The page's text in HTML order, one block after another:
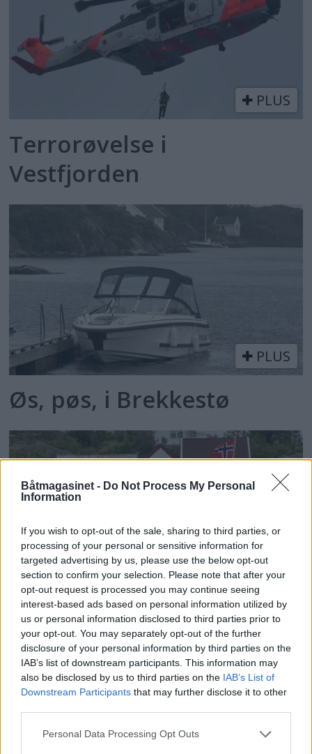
Båtmagasinet - Do Not Process My Personal
Information
If you wish to opt-out of the sale, sharing to third parties, or
processing of your personal or sensitive information for
targeted advertising by us, please use the below opt-out
section to confirm your selection. Please note that after your
opt-out request is processed you may continue seeing
interest-based ads based on personal information utilized by
us or personal information disclosed to third parties prior to
your opt-out. You may separately opt-out of the further
disclosure of your personal information by third parties on the
IAB’s list of downstream participants. This information may
also be disclosed by us to third parties on the IAB’s List of
Downstream Participants that may further disclose it to other
Personal Data Processing Opt Outs
PLUS
Terrorøvelse i
Vestfjorden
PLUS
Øs, pøs, i Brekkestø
PLUS
Hva seilmakeren fortalte